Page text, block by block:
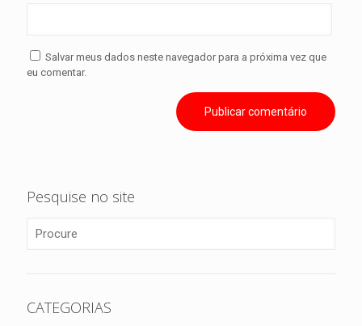
Salvar meus dados neste navegador para a próxima vez que
eu comentar.
Pesquise no site
CATEGORIAS